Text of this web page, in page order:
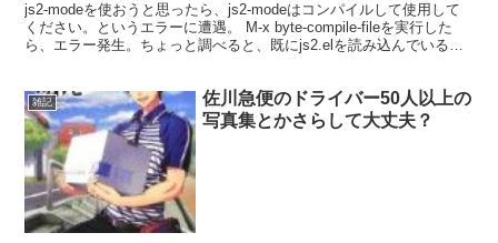
js2-modeを使おうと思ったら、js2-modeはコンパイルして使用して
ください。というエラーに遭遇。 M-x byte-compile-fileを実行した
ら、エラー発生。ちょっと調べると、既にjs2.elを読み込んでいると
雑記
佐川急便のドライバー50人以上の
写真集とかさらして大丈夫？